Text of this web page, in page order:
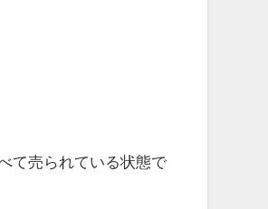
て売られている状態で